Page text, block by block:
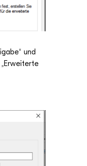
“ und
Erwei­terte